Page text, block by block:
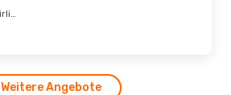
Klm Royal Dutch Airlines
Weitere Angebote